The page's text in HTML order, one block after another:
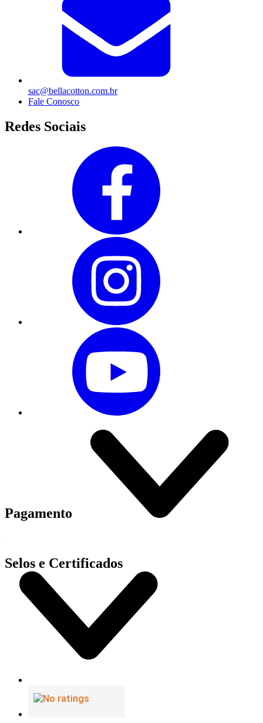
sac@bellacotton.com.br
Fale Conosco
Redes Sociais
Pagamento
Selos e Certificados